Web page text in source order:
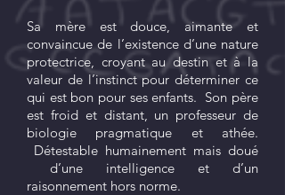
Sa mère est douce, aimante et
convaincue de l’existence d’une nature
protectrice, croyant au destin et à la
valeur de l’instinct pour déterminer ce
qui est bon pour ses enfants. Son père
est froid et distant, un professeur de
biologie pragmatique et athée.
Détestable humainement mais doué
d’une intelligence et d’un
raisonnement hors norme.